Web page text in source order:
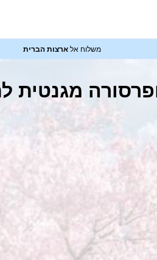
משלוח אל ארצות הברית